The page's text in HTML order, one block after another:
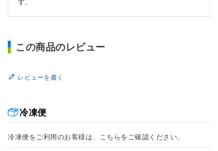
冷凍便
冷凍便をご利用のお客様は、こちらをご確認ください。
す。
この商品のレビュー
レビューを書く